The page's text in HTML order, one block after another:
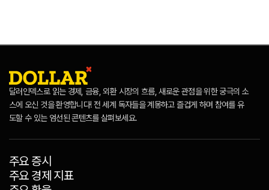
달러인덱스로 읽는 경제, 금융, 외환 시장의 흐름, 새로운 관점을 위한 궁극의 소
스에 오신 것을 환영합니다! 전 세계 독자들을 계몽하고 즐겁게 하며 참여를 유
도할 수 있는 엄선된 콘텐츠를 살펴보세요.
주요 증시
주요 경제 지표